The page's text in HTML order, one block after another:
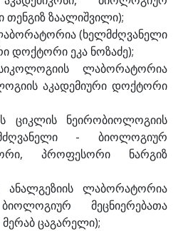
ზაალიშვილი);
(ხელმძღვანელი
დოქტორი ეკა ნოზაძე);
ლაბორატორია
აკადემიური დოქტორი
ნეირობიოლოგიის
- ბიოლოგიურ
პროფესორი ნარგიზ
ლაბორატორია
მეცნიერებათა
ცაგარელი);